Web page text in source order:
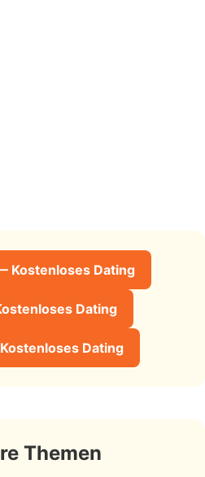
Kostenloses Dating
Dating
Dating
Themen